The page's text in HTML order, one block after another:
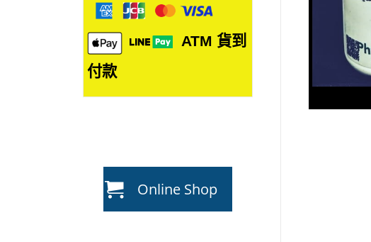
ATM 貨到
付款
Online Shop